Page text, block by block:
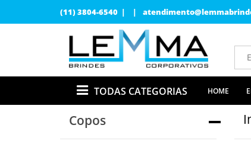
(11) 3804-6540 | |
TODAS CATEGORIAS HOME
Copos